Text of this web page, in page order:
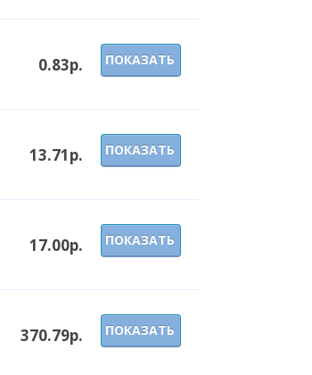
0.83р. ПОКАЗАТЬ
13.71р. ПОКАЗАТЬ
17.00р. ПОКАЗАТЬ
370.79р. ПОКАЗАТЬ